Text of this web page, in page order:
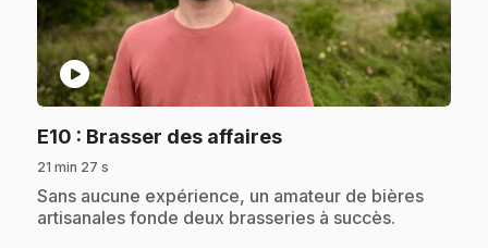
play_circle
E10 : Brasser des affaires.
21 min 27 s
.Sans aucune expérience, un amateur de bières
artisanales fonde deux brasseries à succès.